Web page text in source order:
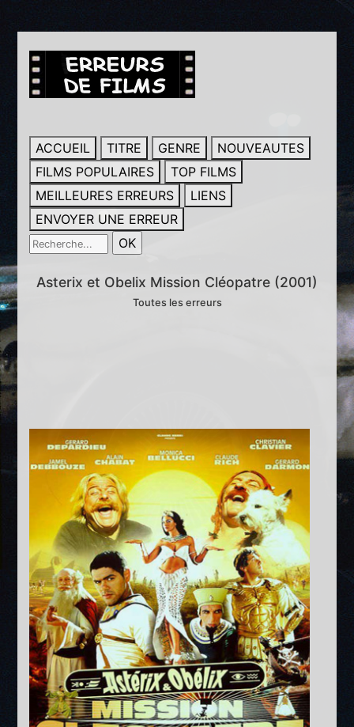
ACCUEIL TITRE GENRE
NOUVEAUTES
FILMS POPULAIRES
TOP FILMS
MEILLEURES ERREURS
LIENS
ENVOYER UNE ERREUR
Asterix et Obelix Mission Cléopatre (2001)
Toutes les erreurs